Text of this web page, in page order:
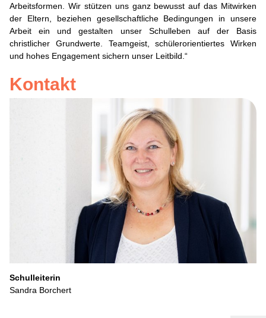
Arbeitsformen. Wir stützen uns ganz bewusst auf das Mitwirken
der Eltern, beziehen gesellschaftliche Bedingungen in unsere
Arbeit ein und gestalten unser Schulleben auf der Basis
christlicher Grundwerte. Teamgeist, schülerorientiertes Wirken
und hohes Engagement sichern unser Leitbild.“
Über uns
Freizeit
Für Eltern
Kontakt
Schulleiterin
Sandra Borchert